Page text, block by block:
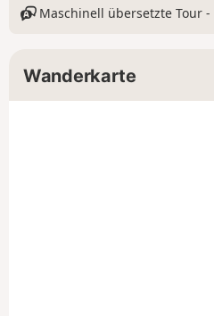
Maschinell übersetzte Tour -
Wanderkarte